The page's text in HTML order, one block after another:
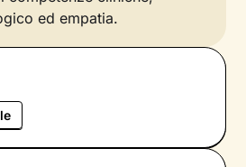
ed empatia.